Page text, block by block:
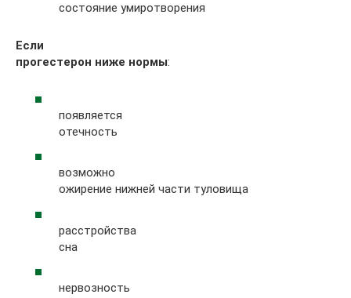
состояние умиротворения
Если
прогестерон ниже нормы:
появляется
отечность
возможно
ожирение нижней части туловища
расстройства
сна
нервозность